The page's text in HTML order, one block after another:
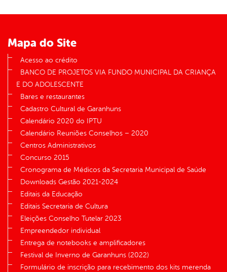
Mapa do Site
Acesso ao crédito
BANCO DE PROJETOS VIA FUNDO MUNICIPAL DA CRIANÇA
E DO ADOLESCENTE
Bares e restaurantes
Cadastro Cultural de Garanhuns
Calendário 2020 do IPTU
Calendário Reuniões Conselhos – 2020
Centros Administrativos
Concurso 2015
Cronograma de Médicos da Secretaria Municipal de Saúde
Downloads Gestão 2021-2024
Editais da Educação
Editais Secretaria de Cultura
Eleições Conselho Tutelar 2023
Empreendedor individual
Entrega de notebooks e amplificadores
Festival de Inverno de Garanhuns (2022)
Formulário de inscrição para recebimento dos kits merenda